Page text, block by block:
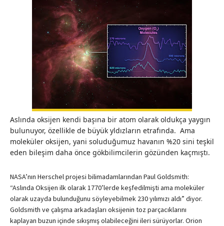
Aslında oksijen kendi başına bir atom olarak oldukça yaygın
bulunuyor, özellikle de büyük yldızların etrafında. Ama
moleküler oksijen, yani soluduğumuz havanın %20 sini teşkil
eden bileşim daha önce gökbilimcilerin gözünden kaçmıştı.
NASA’nın Herschel projesi bilimadamlarından Paul Goldsmith:
“Aslında Oksijen ilk olarak 1770’lerde keşfedilmişti ama moleküler
olarak uzayda bulunduğunu söyleyebilmek 230 yılımızı aldı” diyor.
Goldsmith ve çalışma arkadaşları oksijenin toz parçacıklarını
kaplayan buzun içinde sıkışmış olabileceğini ileri sürüyorlar. Orion